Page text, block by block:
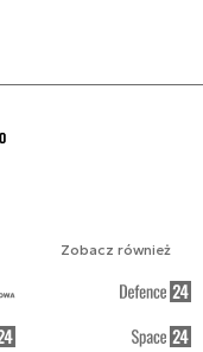
Zobacz również